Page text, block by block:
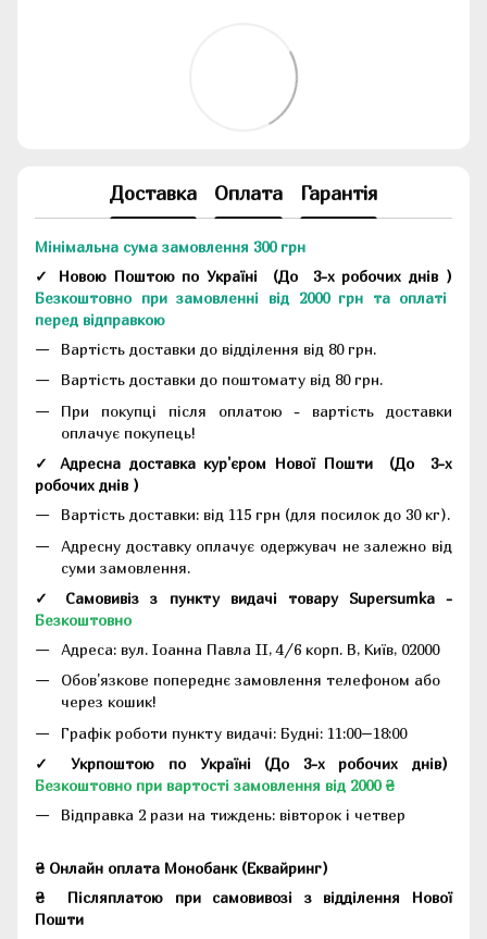
Доставка Оплата Гарантія
Мінімальна сума замовлення 300 грн
✓ Новою Поштою по Україні (До 3-х робочих днів )
Безкоштовно при замовленні від 2000 грн та оплаті
перед відправкою
Вартість доставки до відділення від 80 грн.
Вартість доставки до поштомату від 80 грн.
При покупці після оплатою - вартість доставки
оплачує покупець!
✓ Адресна доставка кур'єром Нової Пошти (До 3-х
робочих днів )
Вартість доставки: від 115 грн (для посилок до 30 кг).
Адресну доставку оплачує одержувач не залежно від
суми замовлення.
✓ Самовивіз з пункту видачі товару Supersumka -
Безкоштовно
Адреса: вул. Іоанна Павла II, 4/6 корп. В, Київ, 02000
Обов'язкове попереднє замовлення телефоном або
через кошик!
Графік роботи пункту видачі: Будні: 11:00–18:00
✓ Укрпоштою по Україні (До 3-х робочих днів)
Безкоштовно при вартості замовлення від 2000 ₴
Відправка 2 рази на тиждень: вівторок і четвер
₴ Онлайн оплата Монобанк (Еквайринг)
₴
Післяплатою при самовивозі з відділення Нової
Пошти